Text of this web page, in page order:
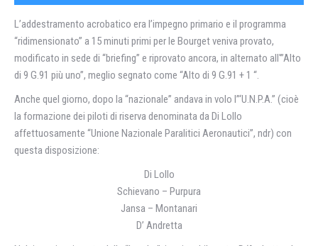
L’addestramento acrobatico era l’impegno primario e iI programma
“ridimensionato” a 15 minuti primi per le Bourget veniva provato,
modificato in sede di “briefing” e riprovato ancora, in alternato all'”Alto
di 9 G.91 più uno”, meglio segnato come “Alto di 9 G.91 + 1 “.
Anche quel giorno, dopo la “nazionale” andava in volo l”‘U.N.P.A.” (cioè
la formazione dei piloti di riserva denominata da Di Lollo
affettuosamente “Unione Nazionale Paralitici Aeronautici”, ndr) con
questa disposizione:
Di Lollo
Schievano – Purpura
Jansa – Montanari
D’ Andretta